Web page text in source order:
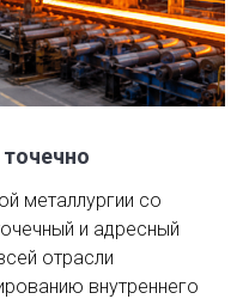
металлургии со
и адресный
отрасли
внутреннего